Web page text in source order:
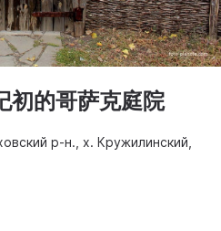
的哥萨克庭院
р-н., х. Кружилинский,